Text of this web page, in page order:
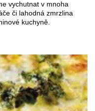
vychutnat v mnoha
či lahodná zmrzlina
kuchyně.